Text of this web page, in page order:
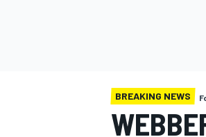
BREAKING NEWS